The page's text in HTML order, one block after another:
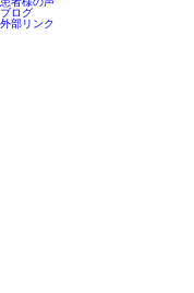
ブログ
外部リンク